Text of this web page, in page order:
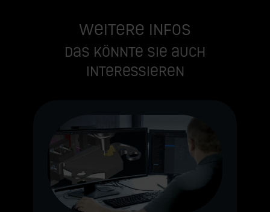
Weitere Infos
Das könnte Sie auch
interessieren